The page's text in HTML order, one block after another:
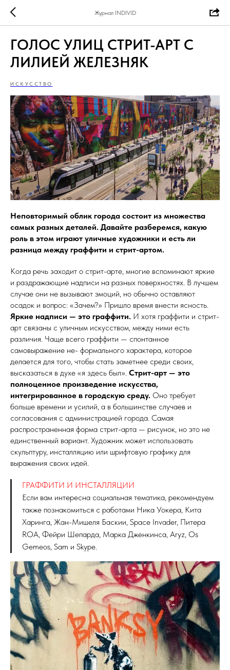
Журнал INDIVID
ГОЛОС УЛИЦ СТРИТ-АРТ С
ЛИЛИЕЙ ЖЕЛЕЗНЯК
ИСКУССТВО
Неповторимый облик города состоит из множества
самых разных деталей. Давайте разберемся, какую
роль в этом играют уличные художники и есть ли
разница между граффити и стрит-артом.
Когда речь заходит о стрит-арте, многие вспоминают яркие
и раздражающие надписи на разных поверхностях. В лучшем
случае они не вызывают эмоций, но обычно оставляют
осадок и вопрос: «Зачем?» Пришло время внести ясность.
Яркие надписи — это граффити. И хотя граффити и стрит-
арт связаны с уличным искусством, между ними есть
различия. Чаще всего граффити — спонтанное
самовыражение не- формального характера, которое
делается для того, чтобы стать заметнее среди своих,
высказаться в духе «я здесь был». Стрит-арт — это
полноценное произведение искусства,
интегрированное в городскую среду. Оно требует
больше времени и усилий, а в большинстве случаев и
согласования с администрацией города. Самая
распространенная форма стрит-арта — рисунок, но это не
единственный вариант. Художник может использовать
скульптуру, инсталляцию или шрифтовую графику для
выражения своих идей.
ГРАФФИТИ И ИНСТАЛЛЯЦИИ
Если вам интересна социальная тематика, рекомендуем
также познакомиться с работами Ника Уокера, Кита
Харинга, Жан-Мишеля Баскии, Space Invader, Питера
ROA, Фейри Шепарда, Марка Дженкинса, Aryz, Os
Gemeos, Sam и Skype.